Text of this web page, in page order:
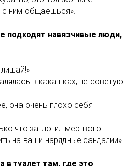
с ним общаешься».
подходят навязчивые люди,
в какашках, не советую
она очень плохо себя
что заглотил мертвого
на ваши нарядные сандалии».
в туалет там, где это